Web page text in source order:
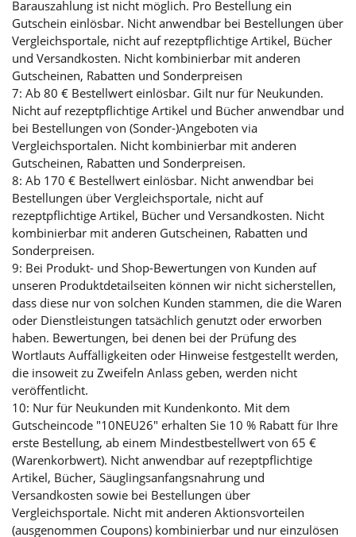
Barauszahlung ist nicht möglich. Pro Bestellung ein
Gutschein einlösbar. Nicht anwendbar bei Bestellungen über
Vergleichsportale, nicht auf rezeptpflichtige Artikel, Bücher
und Versandkosten. Nicht kombinierbar mit anderen
Gutscheinen, Rabatten und Sonderpreisen
7: Ab 80 € Bestellwert einlösbar. Gilt nur für Neukunden.
Nicht auf rezeptpflichtige Artikel und Bücher anwendbar und
bei Bestellungen von (Sonder-)Angeboten via
Vergleichsportalen. Nicht kombinierbar mit anderen
Gutscheinen, Rabatten und Sonderpreisen.
8: Ab 170 € Bestellwert einlösbar. Nicht anwendbar bei
Bestellungen über Vergleichsportale, nicht auf
rezeptpflichtige Artikel, Bücher und Versandkosten. Nicht
kombinierbar mit anderen Gutscheinen, Rabatten und
Sonderpreisen.
9: Bei Produkt- und Shop-Bewertungen von Kunden auf
unseren Produktdetailseiten können wir nicht sicherstellen,
dass diese nur von solchen Kunden stammen, die die Waren
oder Dienstleistungen tatsächlich genutzt oder erworben
haben. Bewertungen, bei denen bei der Prüfung des
Wortlauts Auffälligkeiten oder Hinweise festgestellt werden,
die insoweit zu Zweifeln Anlass geben, werden nicht
veröffentlicht.
10: Nur für Neukunden mit Kundenkonto. Mit dem
Gutscheincode "10NEU26" erhalten Sie 10 % Rabatt für Ihre
erste Bestellung, ab einem Mindestbestellwert von 65 €
(Warenkorbwert). Nicht anwendbar auf rezeptpflichtige
Artikel, Bücher, Säuglingsanfangsnahrung und
Versandkosten sowie bei Bestellungen über
Vergleichsportale. Nicht mit anderen Aktionsvorteilen
(ausgenommen Coupons) kombinierbar und nur einzulösen